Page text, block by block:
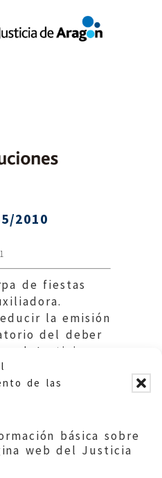
de las
básica sobre
web del Justicia
2010
de fiestas
la emisión
del deber
el Justicia.
Huesca